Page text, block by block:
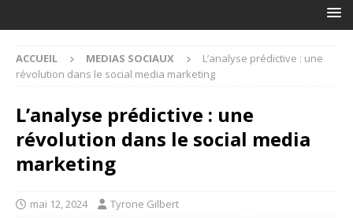
ACCUEIL MEDIAS SOCIAUX
L’analyse prédictive : une
révolution dans le social media marketing
L’analyse prédictive : une
révolution dans le social media
marketing
mai 12, 2024 Tyrone Gilbert